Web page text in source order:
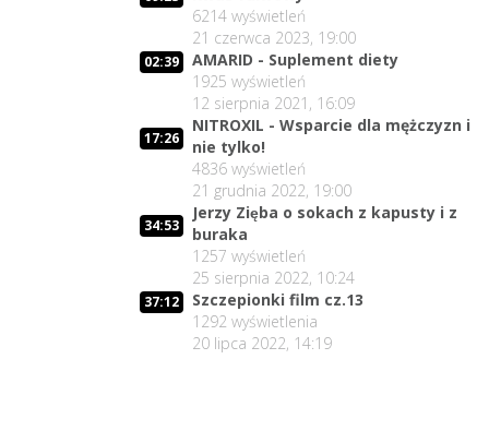
6214 wyświetleń
21 czerwca 2023, 19:00
02:39
AMARID - Suplement diety
1925 wyświetleń
12 sierpnia 2021, 16:09
17:26
NITROXIL - Wsparcie dla mężczyzn i
nie tylko!
4836 wyświetleń
21 grudnia 2022, 19:00
34:53
Jerzy Zięba o sokach z kapusty i z
buraka
1257 wyświetleń
25 sierpnia 2022, 10:24
37:12
Szczepionki film cz.13
1292 wyświetlenia
20 lipca 2022, 14:19